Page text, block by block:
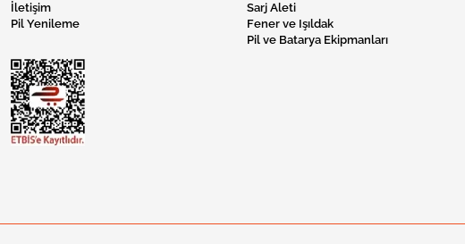
İletişim
Pil Yenileme
Sarj Aleti
Fener ve Işıldak
Pil ve Batarya Ekipmanları